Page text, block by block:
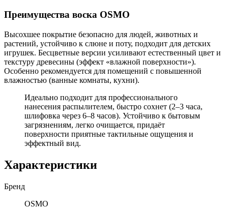
Преимущества воска OSMO
Высохшее покрытие безопасно для людей, животных и
растений, устойчиво к слюне и поту, подходит для детских
игрушек. Бесцветные версии усиливают естественный цвет и
текстуру древесины (эффект «влажной поверхности»).
Особенно рекомендуется для помещений с повышенной
влажностью (ванные комнаты, кухни).
Идеально подходит для профессионального
нанесения распылителем, быстро сохнет (2–3 часа,
шлифовка через 6–8 часов). Устойчиво к бытовым
загрязнениям, легко очищается, придаёт
поверхности приятные тактильные ощущения и
эффектный вид.
Характеристики
Бренд
OSMO